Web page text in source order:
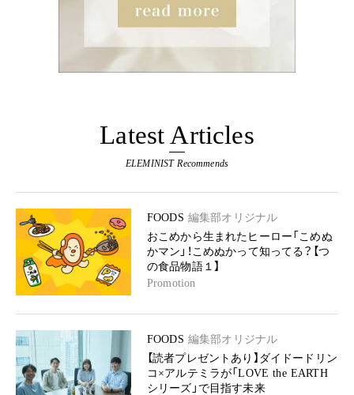
Latest Articles
ELEMINIST Recommends
FOODS 編集部オリジナル
おこめから生まれたヒーロー「こめぬ
かマン」！こめぬかって知ってる？【つ
の食品物語１】
Promotion
FOODS 編集部オリジナル
【読者プレゼントあり】ダイドードリン
コ×アルテミラが「LOVE the EARTH
シリーズ」で目指す未来